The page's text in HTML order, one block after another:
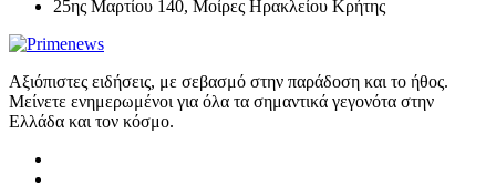
25ης Μαρτίου 140, Μοίρες Ηρακλείου Κρήτης
Αξιόπιστες ειδήσεις, με σεβασμό στην παράδοση και το ήθος.
Μείνετε ενημερωμένοι για όλα τα σημαντικά γεγονότα στην
Ελλάδα και τον κόσμο.